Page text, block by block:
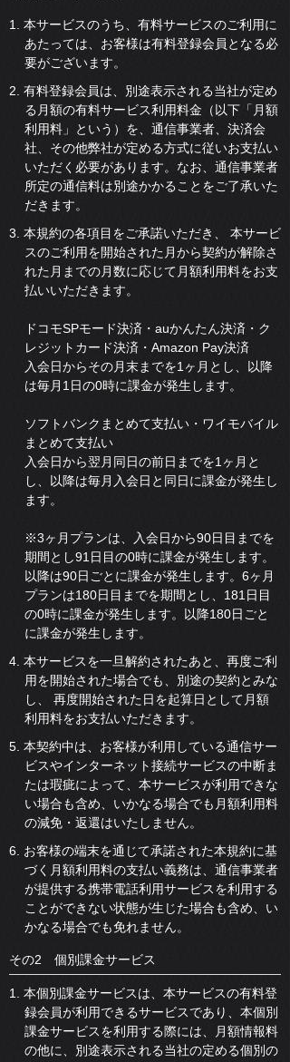
1. 本サービスのうち、有料サービスのご利用に
あたっては、お客様は有料登録会員となる必
要がございます。
2. 有料登録会員は、別途表示される当社が定め
る月額の有料サービス利用料金（以下「月額
利用料」という）を、通信事業者、決済会
社、その他弊社が定める方式に従いお支払い
いただく必要があります。なお、通信事業者
所定の通信料は別途かかることをご了承いた
だきます。
3. 本規約の各項目をご承諾いただき、 本サービ
スのご利用を開始された月から契約が解除さ
れた月までの月数に応じて月額利用料をお支
払いいただきます。
ドコモSPモード決済・auかんたん決済・ク
レジットカード決済・Amazon Pay決済
入会日からその月末までを1ヶ月とし、以降
は毎月1日の0時に課金が発生します。
ソフトバンクまとめて支払い・ワイモバイル
まとめて支払い
入会日から翌月同日の前日までを1ヶ月と
し、以降は毎月入会日と同日に課金が発生し
ます。
※3ヶ月プランは、入会日から90日目までを
期間とし91日目の0時に課金が発生します。
以降は90日ごとに課金が発生します。6ヶ月
プランは180日目までを期間とし、181日目
の0時に課金が発生します。以降180日ごと
に課金が発生します。
4. 本サービスを一旦解約されたあと、再度ご利
用を開始された場合でも、別途の契約とみな
し、 再度開始された日を起算日として月額
利用料をお支払いただきます。
5. 本契約中は、お客様が利用している通信サー
ビスやインターネット接続サービスの中断ま
たは瑕疵によって、本サービスが利用できな
い場合も含め、いかなる場合でも月額利用料
の減免・返還はいたしません。
6. お客様の端末を通じて承諾された本規約に基
づく月額利用料の支払い義務は、通信事業者
が提供する携帯電話利用サービスを利用する
ことができない状態が生じた場合も含め、い
かなる場合でも免れません。
その2 個別課金サービス
1. 本個別課金サービスは、本サービスの有料登
録会員が利用できるサービスであり、本個別
課金サービスを利用する際には、月額情報料
の他に、別途表示される当社の定める個別の